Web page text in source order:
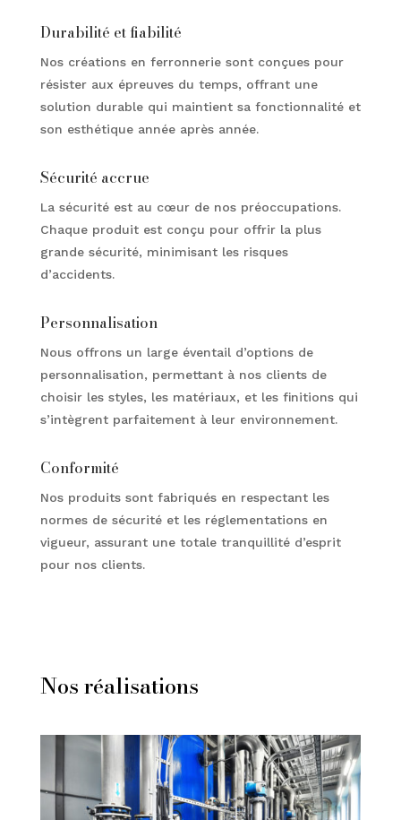
Durabilité et fiabilité
Nos créations en ferronnerie sont conçues pour
résister aux épreuves du temps, offrant une
solution durable qui maintient sa fonctionnalité et
son esthétique année après année.
Sécurité accrue
La sécurité est au cœur de nos préoccupations.
Chaque produit est conçu pour offrir la plus
grande sécurité, minimisant les risques
d’accidents.
Personnalisation
Nous offrons un large éventail d’options de
personnalisation, permettant à nos clients de
choisir les styles, les matériaux, et les finitions qui
s’intègrent parfaitement à leur environnement.
Conformité
Nos produits sont fabriqués en respectant les
normes de sécurité et les réglementations en
vigueur, assurant une totale tranquillité d’esprit
pour nos clients.
Nos réalisations